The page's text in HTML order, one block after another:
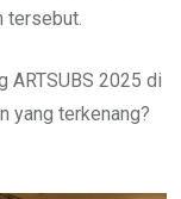
tersebut.
ARTSUBS 2025 di
yang terkenang?